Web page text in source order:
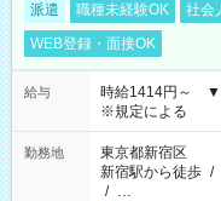
派遣 職種未経験OK 社会
WEB登録・面接OK
給与
時給1414円～ ▼
※規定による
勤務地
東京都新宿区
新宿駅から徒歩 /
/ …